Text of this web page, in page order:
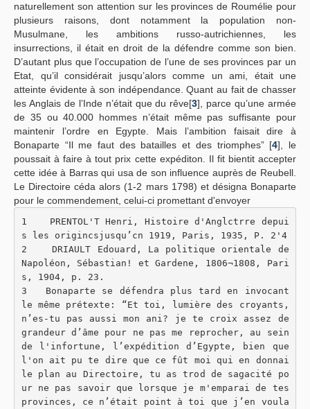
naturellement son attention sur les provinces de Roumélie pour
plusieurs raisons, dont notamment la population non-
Musulmane, les ambitions russo-autrichiennes, les
insurrections, il était en droit de la défendre comme son bien.
D’autant plus que l’occupation de l’une de ses provinces par un
Etat, qu’il considérait jusqu’alors comme un ami, était une
atteinte évidente à son indépendance. Quant au fait de chasser
les Anglais de l’Inde n’était que du rêve[3], parce qu’une armée
de 35 ou 40.000 hommes n’était même pas suffisante pour
maintenir l’ordre en Egypte. Mais l’ambition faisait dire à
Bonaparte “Il me faut des batailles et des triomphes” [4], le
poussait à faire à tout prix cette expéditon. Il fit bientit accepter
cette idée à Barras qui usa de son influence auprès de Reubell.
Le Directoire céda alors (1-2 mars 1798) et désigna Bonaparte
pour le commendement, celui-ci promettant d'envoyer
1    PRENTOL'T Henri, Histoire d'Anglctrre depui
s les origincsjusqu’cn 1919, Paris, 1935, P. 2'4
2    DRIAULT Edouard, La politique orientale de
Napoléon, Sébastian! et Gardene, 1806¬1808, Pari
s, 1904, p. 23.
3   Bonaparte se défendra plus tard en invocant
le même prétexte: “Et toi, lumière des croyants,
n’es-tu pas aussi mon ani? je te croix assez de
grandeur d’âme pour ne pas me reprocher, au sein
de l'infortune, l’expédition d’Egypte, bien que
l'on ait pu te dire que ce fût moi qui en donnai
le plan au Directoire, tu as trod de sagacité po
ur ne pas savoir que lorsque je m'emparai de tes
provinces, ce n’était point à toi que j’en voula